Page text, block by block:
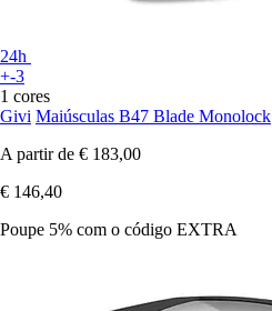
24h
+-3
1 cores
Givi Maiúsculas B47 Blade Monolock
A partir de € 183,00
€ 146,40
Poupe 5% com o código EXTRA